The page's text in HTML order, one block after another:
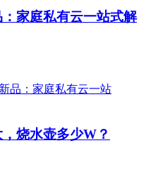
家庭私有云一站式解
烧水壶多少W？